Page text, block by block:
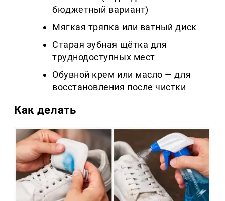
бюджетный вариант)
Мягкая тряпка или ватный диск
Старая зубная щётка для
труднодоступных мест
Обувной крем или масло — для
восстановления после чистки
Как делать